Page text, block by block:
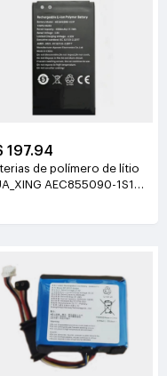
197.94
de polímero de lítio
AEC855090-1S1P